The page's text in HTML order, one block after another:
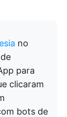
no
para
clicaram
bots de